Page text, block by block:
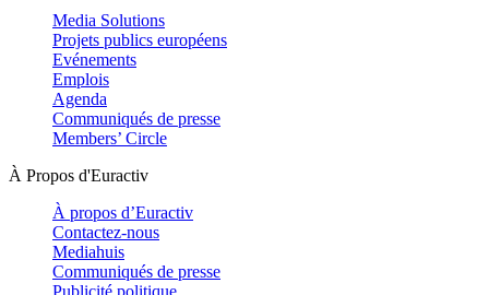
Media Solutions
Projets publics européens
Evénements
Emplois
Agenda
Communiqués de presse
Members’ Circle
À Propos d'Euractiv
À propos d’Euractiv
Contactez-nous
Mediahuis
Communiqués de presse